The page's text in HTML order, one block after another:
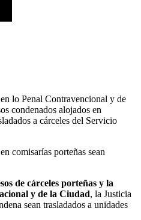
lo Penal Contravencional y de
condenados alojados en
a cárceles del Servicio
de cárceles porteñas y la
y de la Ciudad, la Justicia
sean trasladados a unidades